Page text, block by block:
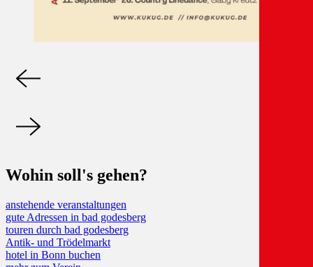
Wohin soll's gehen?
anstehende veranstaltungen
gute Adressen in bad godesberg
touren durch bad godesberg
Antik- und Trödelmarkt
hotel in Bonn buchen